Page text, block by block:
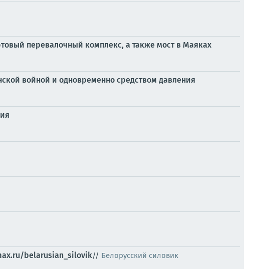
перевалочный комплекс, а также мост в Маяках
войной и одновременно средством давления
belarusian_silovik// Белорусский силовик